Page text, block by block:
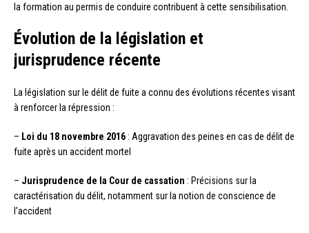
la formation au permis de conduire contribuent à cette sensibilisation.
Évolution de la législation et
jurisprudence récente
La législation sur le délit de fuite a connu des évolutions récentes visant
à renforcer la répression :
– Loi du 18 novembre 2016 : Aggravation des peines en cas de délit de
fuite après un accident mortel
– Jurisprudence de la Cour de cassation : Précisions sur la
caractérisation du délit, notamment sur la notion de conscience de
l’accident